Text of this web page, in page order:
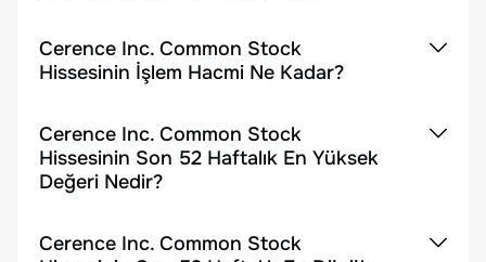
Cerence Inc. Common Stock
Hissesinin İşlem Hacmi Ne Kadar?
Cerence Inc. Common Stock
Hissesinin Son 52 Haftalık En Yüksek
Değeri Nedir?
Cerence Inc. Common Stock